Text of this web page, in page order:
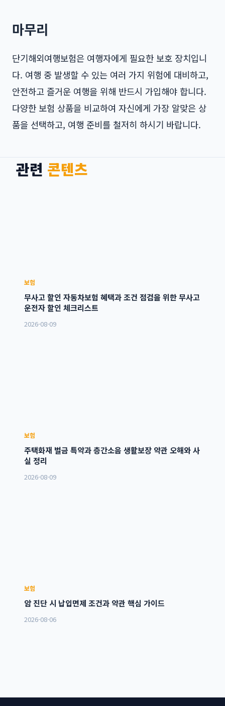
마무리
단기해외여행보험은 여행자에게 필요한 보호 장치입니
다. 여행 중 발생할 수 있는 여러 가지 위험에 대비하고,
안전하고 즐거운 여행을 위해 반드시 가입해야 합니다.
다양한 보험 상품을 비교하여 자신에게 가장 알맞은 상
품을 선택하고, 여행 준비를 철저히 하시기 바랍니다.
관련 콘텐츠
보험
무사고 할인 자동차보험 혜택과 조건 점검을 위한 무사고
운전자 할인 체크리스트
2026-08-09
보험
주택화재 벌금 특약과 층간소음 생활보장 약관 오해와 사
실 정리
2026-08-09
보험
암 진단 시 납입면제 조건과 약관 핵심 가이드
2026-08-06